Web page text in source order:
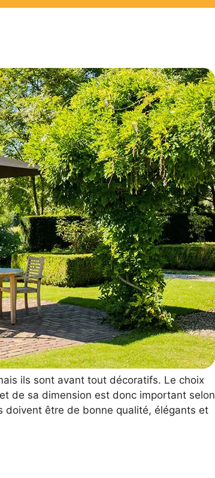
ils sont avant tout décoratifs. Le choix
de sa dimension est donc important selon
doivent être de bonne qualité, élégants et